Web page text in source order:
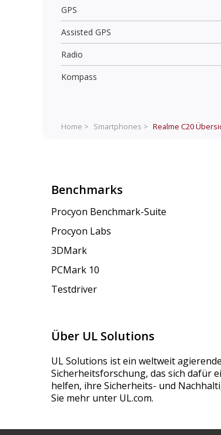
GPS
Assisted GPS
Radio
Kompass
Home > Smartphones > Realme C20
Benchmarks
Procyon Benchmark-Suite
Procyon Labs
3DMark
PCMark 10
Testdriver
Über UL Solutions
UL Solutions ist ein weltweit
Sicherheitsforschung, das sich dafür
helfen, ihre Sicherheits- und
Sie mehr unter UL.com.